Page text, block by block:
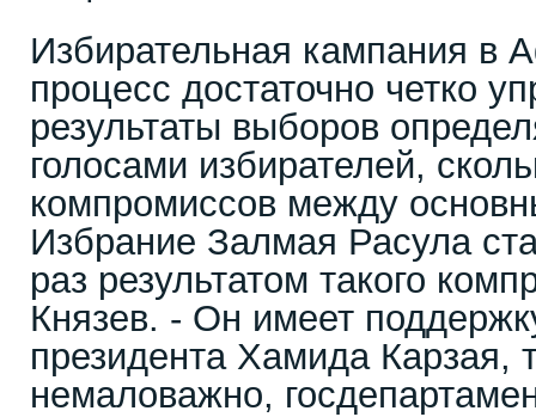
Избирательная кампания в
процесс достаточно четко
результаты выборов
голосами избирателей,
компромиссов между
Избрание Залмая Расула
раз результатом такого
Князев. - Он имеет
президента Хамида Карзая,
немаловажно,